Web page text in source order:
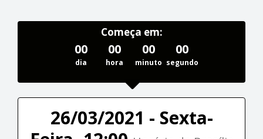
Começa em:
00
dia
00
hora
00
minuto
00
segundo
26/03/2021 - Sexta-